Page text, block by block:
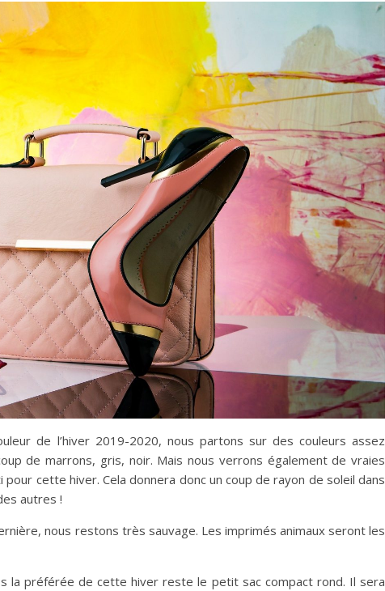
de l’hiver 2019-2020, nous partons sur des couleurs assez
de marrons, gris, noir. Mais nous verrons également de vraies
cette hiver. Cela donnera donc un coup de rayon de soleil dans
autres !
nous restons très sauvage. Les imprimés animaux seront les
la préférée de cette hiver reste le petit sac compact rond. Il sera